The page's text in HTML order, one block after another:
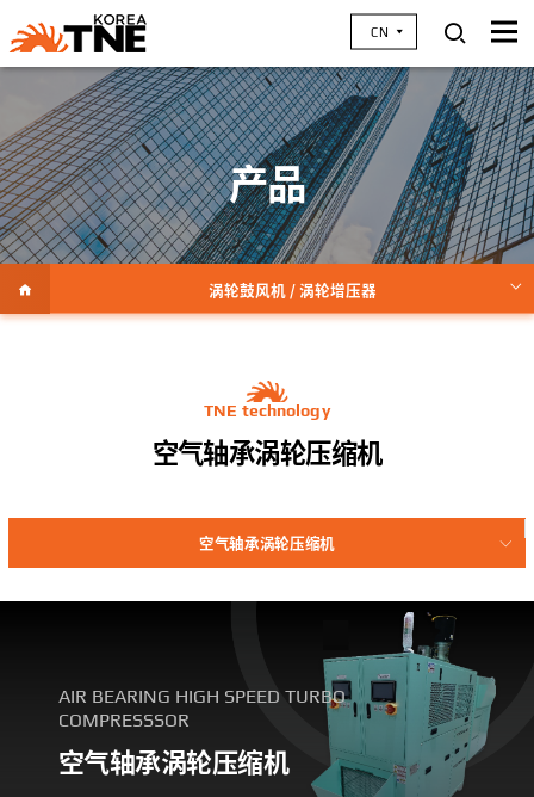
CN
产品
涡轮鼓风机 / 涡轮增压器
飞机ACM / ECS
环保涡轮机
TNE technology
空气轴承涡轮压缩机
空气轴承涡轮压缩机
齿轮增速涡轮压缩机
AIR BEARING HIGH SPEED TURBO
COMPRESSSOR
空气轴承涡轮压缩机